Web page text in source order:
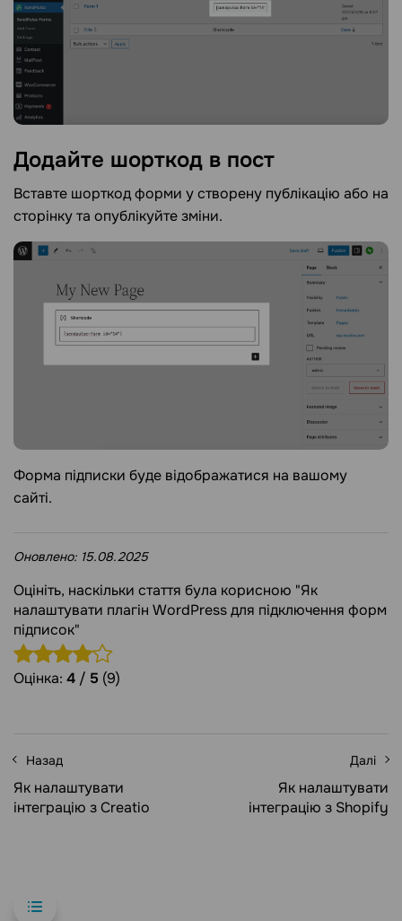
Додайте шорткод в пост
Вставте шорткод форми у створену публікацію або на
сторінку та опублікуйте зміни.
Форма підписки буде відображатися на вашому
сайті.
Оновлено: 15.08.2025
Оцініть, наскільки стаття була корисною "Як
налаштувати плагін WordPress для підключення форм
підписок"
Оцінка: 4 / 5 (9)
Назад
Як налаштувати
інтеграцію з Creatio
Далі
Як налаштувати
інтеграцію з Shopify